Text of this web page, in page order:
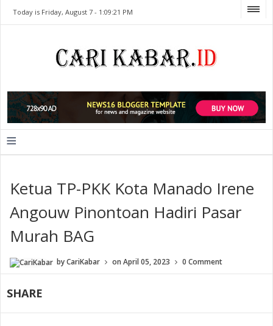
Today is Friday, August 7 - 1:09:21 PM
≡
Ketua TP-PKK Kota Manado Irene
Angouw Pinontoan Hadiri Pasar
Murah BAG
byCariKabar onApril 05, 2023 0 Comment
SHARE